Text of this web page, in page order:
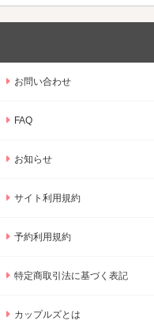
お問い合わせ
FAQ
お知らせ
サイト利用規約
予約利用規約
特定商取引法に基づく表記
カップルズとは